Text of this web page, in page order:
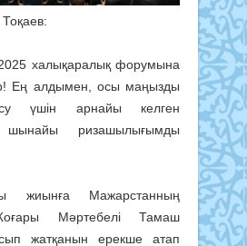
халықаралық форумына
Ең алдымен, осы маңызды
үшін арнайы келген
шынайы ризашылығымды
жиынға Мажарстанның
Мәртебелі Тамаш
жатқанын ерекше атап